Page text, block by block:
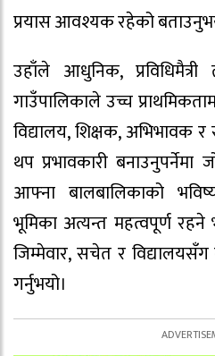
प्रयास आवश्यक रहेको
उहाँले आधुनिक, प्रविधिमैत्री
गाउँपालिकाले उच्च
विद्यालय, शिक्षक, अभिभावक
थप प्रभावकारी बनाउनुपर्नेमा
आफ्ना बालबालिकाको
भूमिका अत्यन्त महत्वपूर्ण
जिम्मेवार, सचेत र
गर्नुभयो।